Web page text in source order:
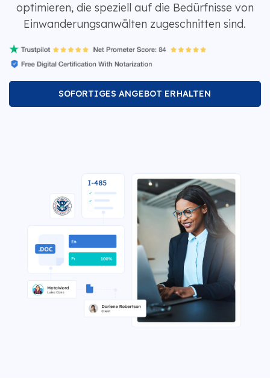
optimieren, die speziell auf die Bedürfnisse von
Einwanderungsanwälten zugeschnitten sind.
SOFORTIGES ANGEBOT ERHALTEN